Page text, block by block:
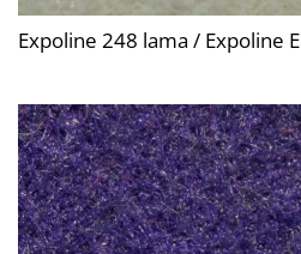
Expoline 248 lama / Expoline